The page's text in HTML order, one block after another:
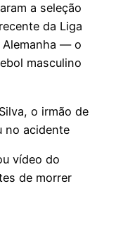
a seleção
da Liga
Alemanha — o
masculino
o irmão de
no acidente
vídeo do
de morrer